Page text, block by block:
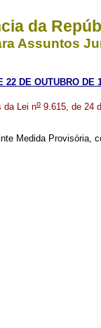
da
Assuntos
22 DE OUTUBRO DE
da Lei no 9.615, de 24
Medida Provisória,